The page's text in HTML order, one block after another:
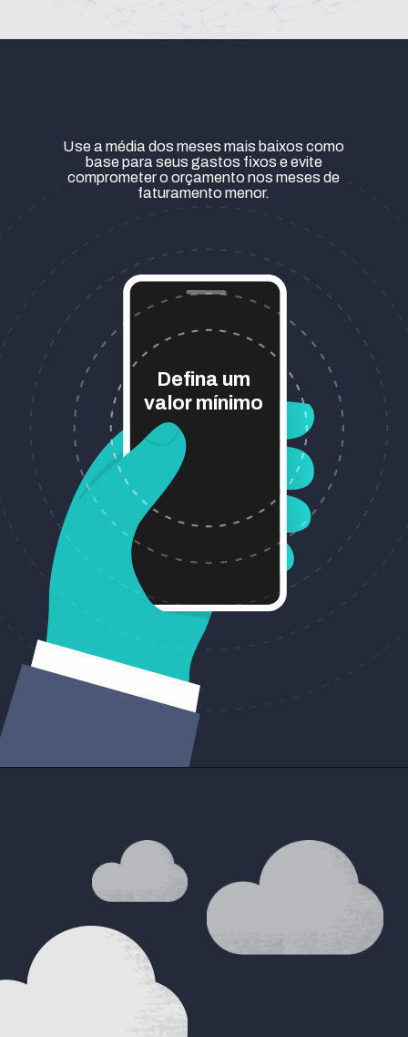
Use a média dos meses mais baixos como
base para seus gastos fixos e evite
comprometer o orçamento nos meses de
faturamento menor.
Defina um
valor mínimo